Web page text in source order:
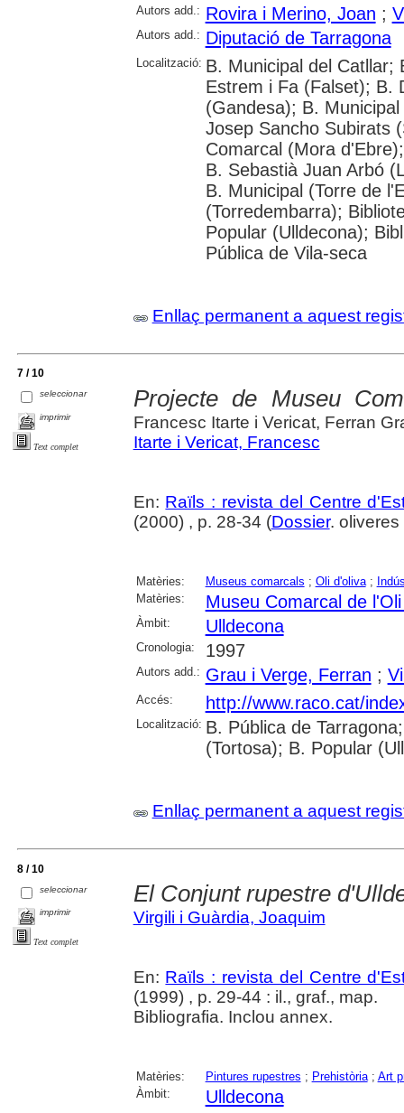
Autors add.: Rovira i Merino, Joan ;
Autors add.: Diputació de Tarragona
Localització: B. Municipal del Catllar;
Estrem i Fa (Falset); B.
(Gandesa); B.
Josep Sancho Subirats
Comarcal (Mora
B. Sebastià Juan Arbó
B. Municipal (Torre de
(Torredembarra);
Popular (Ulldecona);
Pública de Vila-seca
Enllaç permanent a aquest
7 / 10
seleccionar
imprimir
Text complet
Projecte de Museu
Francesc Itarte i Vericat, Ferran
Itarte i Vericat, Francesc
En: Raïls : revista del Centre
(2000) , p. 28-34 (Dossier. oliveres
Matèries: Museus comarcals ; Oli d'oliva;
Matèries:
Museu Comarcal de
Àmbit: Ulldecona
Cronologia: 1997
Autors add.: Grau i Verge, Ferran ;
Accés: http://www.raco.cat/
Localització: B. Pública de
(Tortosa); B. Popular
Enllaç permanent a aquest
8 / 10
seleccionar
imprimir
Text complet
El Conjunt rupestre
Virgili i Guàrdia, Joaquim
En: Raïls : revista del Centre
(1999) , p. 29-44 : il., graf., map.
Bibliografia. Inclou annex.
Matèries: Pintures rupestres ; Prehistòria; Art
Àmbit:
Ulldecona